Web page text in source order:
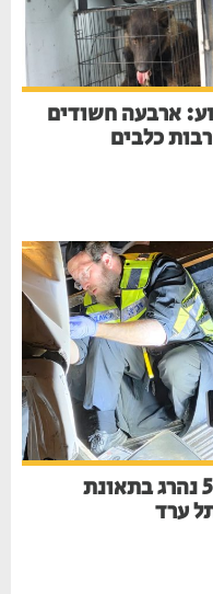
חשודים
כלבים
80: גבר בן 50 נהרג בתאונת